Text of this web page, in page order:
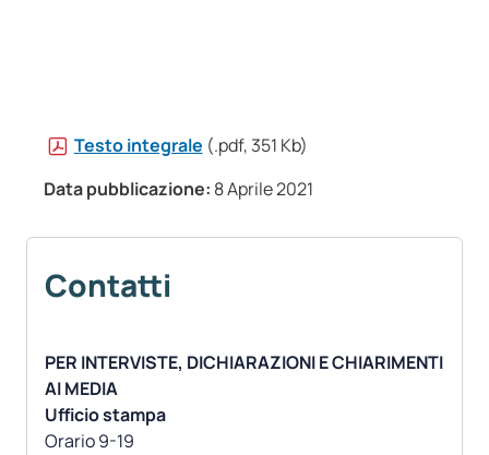
Testo integrale (.pdf, 351 Kb)
Data pubblicazione: 8 Aprile 2021
Contatti
PER INTERVISTE, DICHIARAZIONI E CHIARIMENTI
AI MEDIA
Ufficio stampa
Orario 9-19